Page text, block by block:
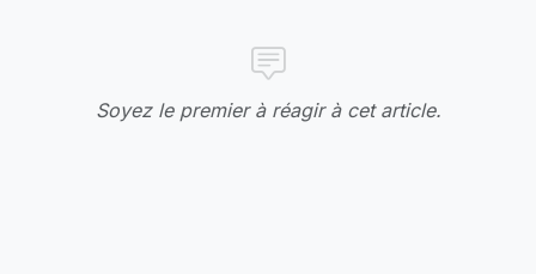
Soyez le premier à réagir à cet article.